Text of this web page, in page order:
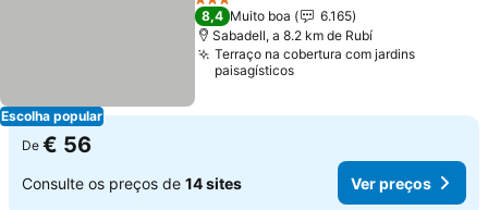
Escolha popular
3 Estrelas
8,4 Muito boa
6.165
Sabadell, a 8.2 km de Rubí
Terraço na cobertura com jardins
paisagísticos
De € 56
Consulte os preços de 14 sites Ver preços